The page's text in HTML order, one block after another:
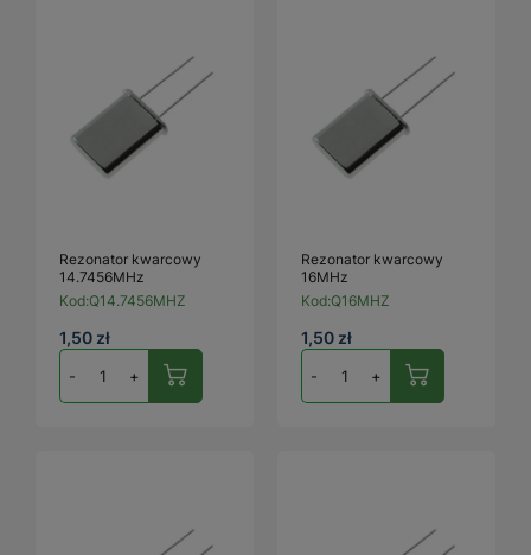
Rezonator kwarcowy
14.7456MHz
Kod:Q14.7456MHZ
1,50 zł
- +
Rezonator kwarcowy
16MHz
Kod:Q16MHZ
1,50 zł
- +